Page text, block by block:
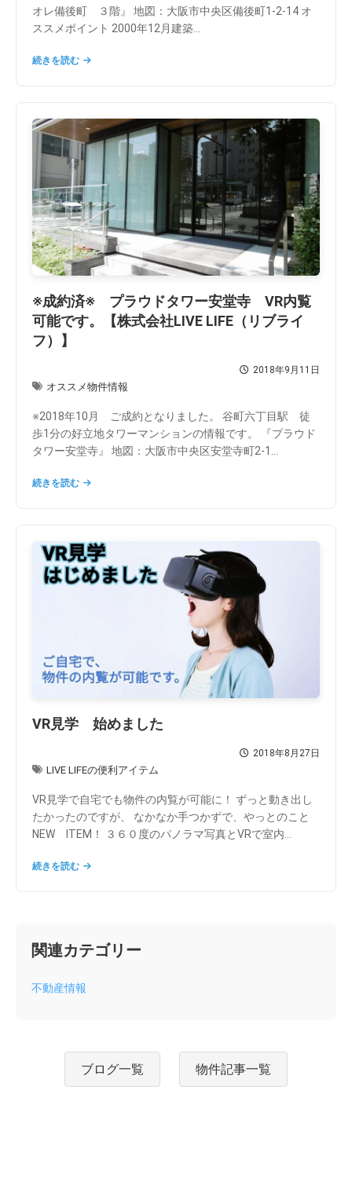
オレ備後町 ３階』 地図：大阪市中央区備後町1-2-14 オ
ススメポイント 2000年12月建築...
続きを読む
※成約済※ プラウドタワー安堂寺 VR内覧
可能です。【株式会社LIVE LIFE（リブライ
フ）】
2018年9月11日
オススメ物件情報
※2018年10月 ご成約となりました。 谷町六丁目駅 徒
歩1分の好立地タワーマンションの情報です。 『プラウド
タワー安堂寺』 地図：大阪市中央区安堂寺町2-1...
続きを読む
VR見学 始めました
2018年8月27日
LIVE LIFEの便利アイテム
VR見学で自宅でも物件の内覧が可能に！ ずっと動き出し
たかったのですが、 なかなか手つかずで、やっとのこと
NEW ITEM！ ３６０度のパノラマ写真とVRで室内...
続きを読む
関連カテゴリー
不動産情報
ブログ一覧 物件記事一覧